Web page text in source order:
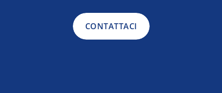
CONTATTACI